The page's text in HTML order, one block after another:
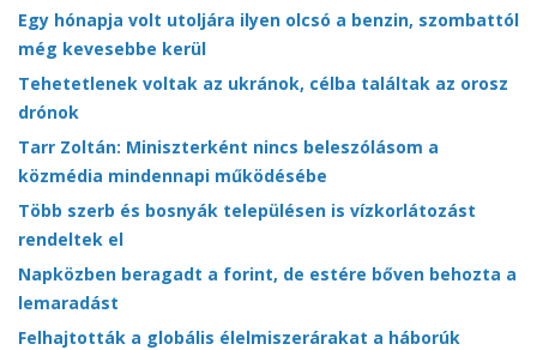
Egy hónapja volt utoljára ilyen olcsó a benzin, szombattól
még kevesebbe kerül
Tehetetlenek voltak az ukránok, célba találtak az orosz
drónok
Tarr Zoltán: Miniszterként nincs beleszólásom a
közmédia mindennapi működésébe
Több szerb és bosnyák településen is vízkorlátozást
rendeltek el
Napközben beragadt a forint, de estére bőven behozta a
lemaradást
Felhajtották a globális élelmiszerárakat a háborúk